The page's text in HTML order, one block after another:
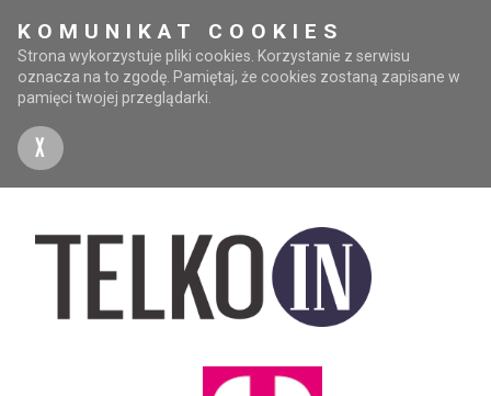
KOMUNIKAT COOKIES
Strona wykorzystuje pliki cookies. Korzystanie z serwisu
oznacza na to zgodę. Pamiętaj, że cookies zostaną zapisane w
pamięci twojej przeglądarki.
X